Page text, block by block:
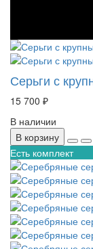
Серьги с
15 700 ₽
В наличии
В корзину
Есть комплект